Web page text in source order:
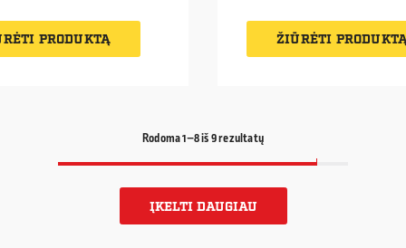
PRODUKTĄ ŽIŪRĖTI
Rodoma 1–8iš 9 rezultatų
ĮKELTI DAUGIAU